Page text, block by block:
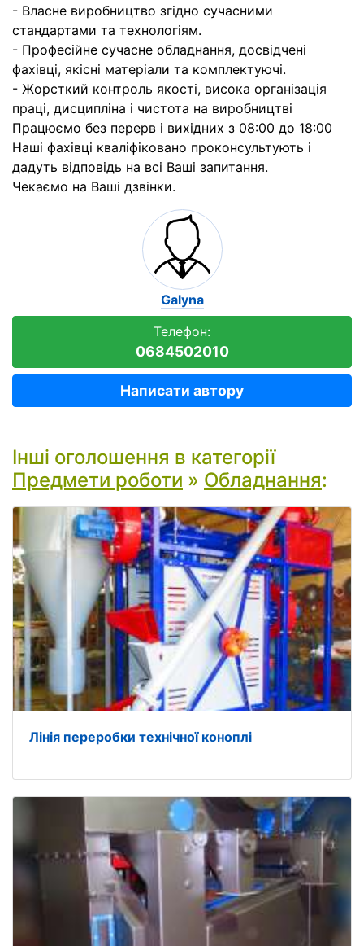
- Власне виробництво згідно сучасними
стандартами та технологіям.
- Професійне сучасне обладнання, досвідчені
фахівці, якісні матеріали та комплектуючі.
- Жорсткий контроль якості, висока організація
праці, дисципліна і чистота на виробництві
Працюємо без перерв і вихідних з 08:00 до 18:00
Наші фахівці кваліфіковано проконсультують і
дадуть відповідь на всі Ваші запитання.
Чекаємо на Ваші дзвінки.
Galyna
Телефон:
0684502010
Написати автору
Інші оголошення в категорії
Предмети роботи » Обладнання:
Лінія переробки технічної коноплі